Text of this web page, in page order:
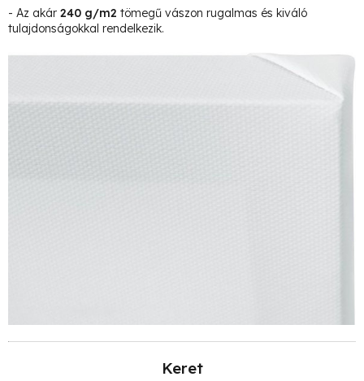
- Az akár 240 g/m2 tömegű vászon rugalmas és kiváló
tulajdonságokkal rendelkezik.
Keret